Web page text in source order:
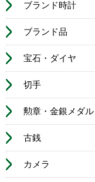
ブランド時計
ブランド品
宝石・ダイヤ
切手
勲章・金銀メダル
古銭
カメラ